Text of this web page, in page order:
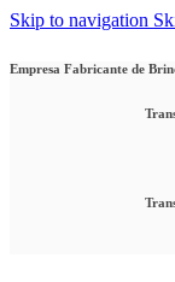
Skip to navigation
Empresa Fabricante de